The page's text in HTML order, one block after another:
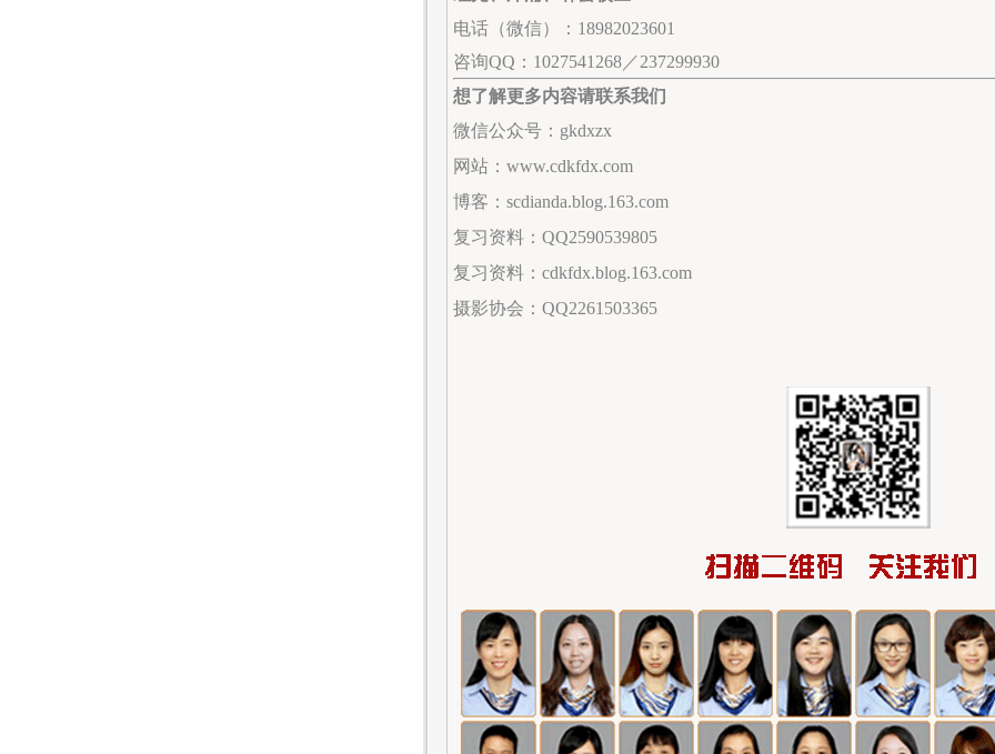
电话（微信）：18982023601
咨询QQ： 1027541268／237299930
想了解更多内容请联系我们
微信公众号：gkdxzx
网站：www.cdkfdx.com
博客：scdianda.blog.163.com
复习资料：QQ2590539805
复习资料：cdkfdx.blog.163.com
摄影协会：QQ2261503365